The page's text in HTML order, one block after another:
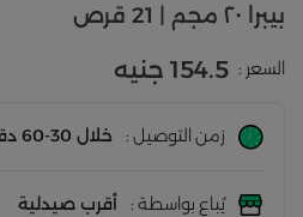
بيبرا ٢٠ مجم | 21 قرص
السعر : 154.5 جنيه
زمن التوصيل : خلال 30-60 دقيقة
يُباع بواسطة : أقرب صيدلية